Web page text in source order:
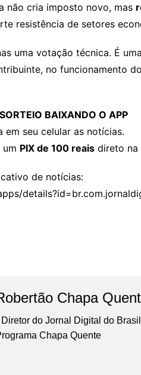
não cria imposto novo, mas
resistência de setores
uma votação técnica. É uma
no funcionamento
BAIXANDO O APP
em seu celular as notícias.
PIX de 100 reais direto na
de notícias:
Chapa
Diretor do Jornal Digital do
Chapa Quente